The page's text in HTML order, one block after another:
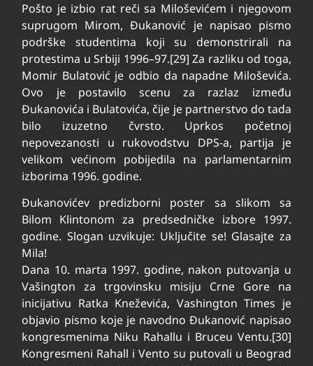
Pošto je izbio rat reči sa Miloševićem i njegovom
suprugom Mirom, Đukanović je napisao pismo
podrške studentima koji su demonstrirali na
protestima u Srbiji 1996–97.[29] Za razliku od toga,
Momir Bulatović je odbio da napadne Miloševića.
Ovo je postavilo scenu za razlaz između
Đukanovića i Bulatovića, čije je partnerstvo do tada
bilo izuzetno čvrsto. Uprkos početnoj
nepovezanosti u rukovodstvu DPS-a, partija je
velikom većinom pobijedila na parlamentarnim
izborima 1996. godine.
Đukanovićev predizborni poster sa slikom sa
Bilom Klintonom za predsedničke izbore 1997.
godine. Slogan uzvikuje: Uključite se! Glasajte za
Mila!
Dana 10. marta 1997. godine, nakon putovanja u
Vašington za trgovinsku misiju Crne Gore na
inicijativu Ratka Kneževića, Vashington Times je
objavio pismo koje je navodno Đukanović napisao
kongresmenima Niku Rahallu i Bruceu Ventu.[30]
Kongresmeni Rahall i Vento su putovali u Beograd